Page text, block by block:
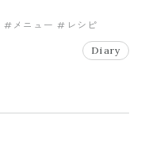
#メニュー #レシピ
Diary